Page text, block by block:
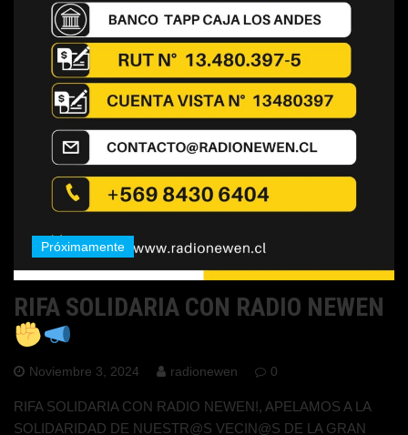
Próximamente
RIFA SOLIDARIA CON RADIO NEWEN
Noviembre 3, 2024 radionewen 0
RIFA SOLIDARIA CON RADIO NEWEN!, APELAMOS A LA
SOLIDARIDAD DE NUESTR@S VECIN@S DE LA GRAN